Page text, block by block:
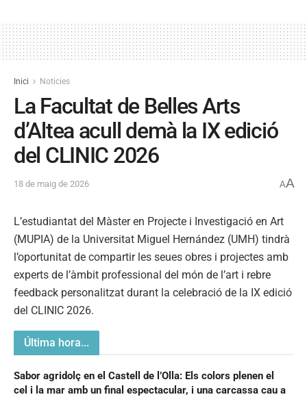
Inici Noticies
La Facultat de Belles Arts
d’Altea acull demà la IX edició
del CLINIC 2026
18 de maig de 2026 AA
L’estudiantat del Màster en Projecte i Investigació en Art
(MUPIA) de la Universitat Miguel Hernández (UMH) tindrà
l’oportunitat de compartir les seues obres i projectes amb
experts de l’àmbit professional del món de l’art i rebre
feedback personalitzat durant la celebració de la IX edició
del CLINIC 2026.
Última hora...
Sabor agridolç en el Castell de l’Olla: Els colors plenen el
cel i la mar amb un final espectacular, i una carcassa cau a